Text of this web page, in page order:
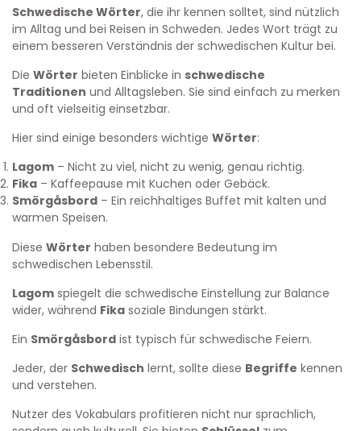
Schwedische Wörter, die ihr kennen solltet, sind nützlich
im Alltag und bei Reisen in Schweden. Jedes Wort trägt zu
einem besseren Verständnis der schwedischen Kultur bei.
Die Wörter bieten Einblicke in schwedische
Traditionen und Alltagsleben. Sie sind einfach zu merken
und oft vielseitig einsetzbar.
Hier sind einige besonders wichtige Wörter:
Lagom – Nicht zu viel, nicht zu wenig, genau richtig.
Fika – Kaffeepause mit Kuchen oder Gebäck.
Smörgåsbord – Ein reichhaltiges Buffet mit kalten und
warmen Speisen.
Diese Wörter haben besondere Bedeutung im
schwedischen Lebensstil.
Lagom spiegelt die schwedische Einstellung zur Balance
wider, während Fika soziale Bindungen stärkt.
Ein Smörgåsbord ist typisch für schwedische Feiern.
Jeder, der Schwedisch lernt, sollte diese Begriffe kennen
und verstehen.
Nutzer des Vokabulars profitieren nicht nur sprachlich,